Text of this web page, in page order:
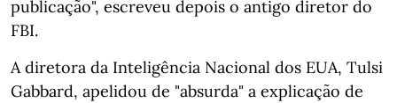
publicação", escreveu depois o antigo diretor do
FBI.
A diretora da Inteligência Nacional dos EUA, Tulsi
Gabbard, apelidou de "absurda" a explicação de